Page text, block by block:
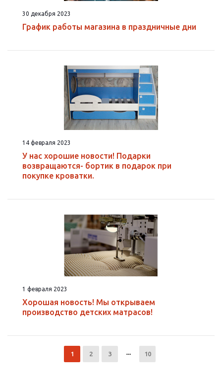
30 декабря 2023
График работы магазина в праздничные дни
14 февраля 2023
У нас хорошие новости! Подарки
возвращаются- бортик в подарок при
покупке кроватки.
1 февраля 2023
Хорошая новость! Мы открываем
производство детских матрасов!
1 2 3 10